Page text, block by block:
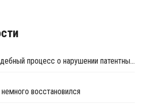
Starlinger выиграла судебный процесс о нарушении патентных прав в Китае
восстановился